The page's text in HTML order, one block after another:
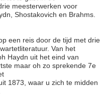
meesterwerken voor
Shostakovich en Brahms.
een reis door de tijd met drie
Van het
Haydn uit het eind van
maar oh zo sprekende 7e
1873, waar u zich te midden